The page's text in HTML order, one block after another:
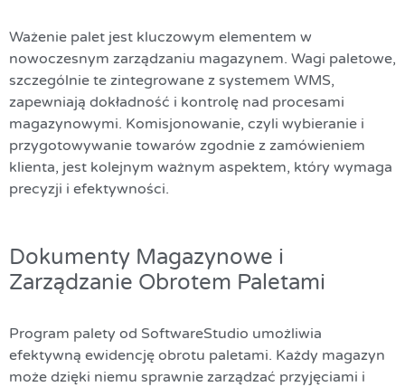
Ważenie palet jest kluczowym elementem w
nowoczesnym zarządzaniu magazynem. Wagi paletowe,
szczególnie te zintegrowane z systemem WMS,
zapewniają dokładność i kontrolę nad procesami
magazynowymi. Komisjonowanie, czyli wybieranie i
przygotowywanie towarów zgodnie z zamówieniem
klienta, jest kolejnym ważnym aspektem, który wymaga
precyzji i efektywności.
Dokumenty Magazynowe i
Zarządzanie Obrotem Paletami
Program palety od SoftwareStudio umożliwia
efektywną ewidencję obrotu paletami. Każdy magazyn
może dzięki niemu sprawnie zarządzać przyjęciami i